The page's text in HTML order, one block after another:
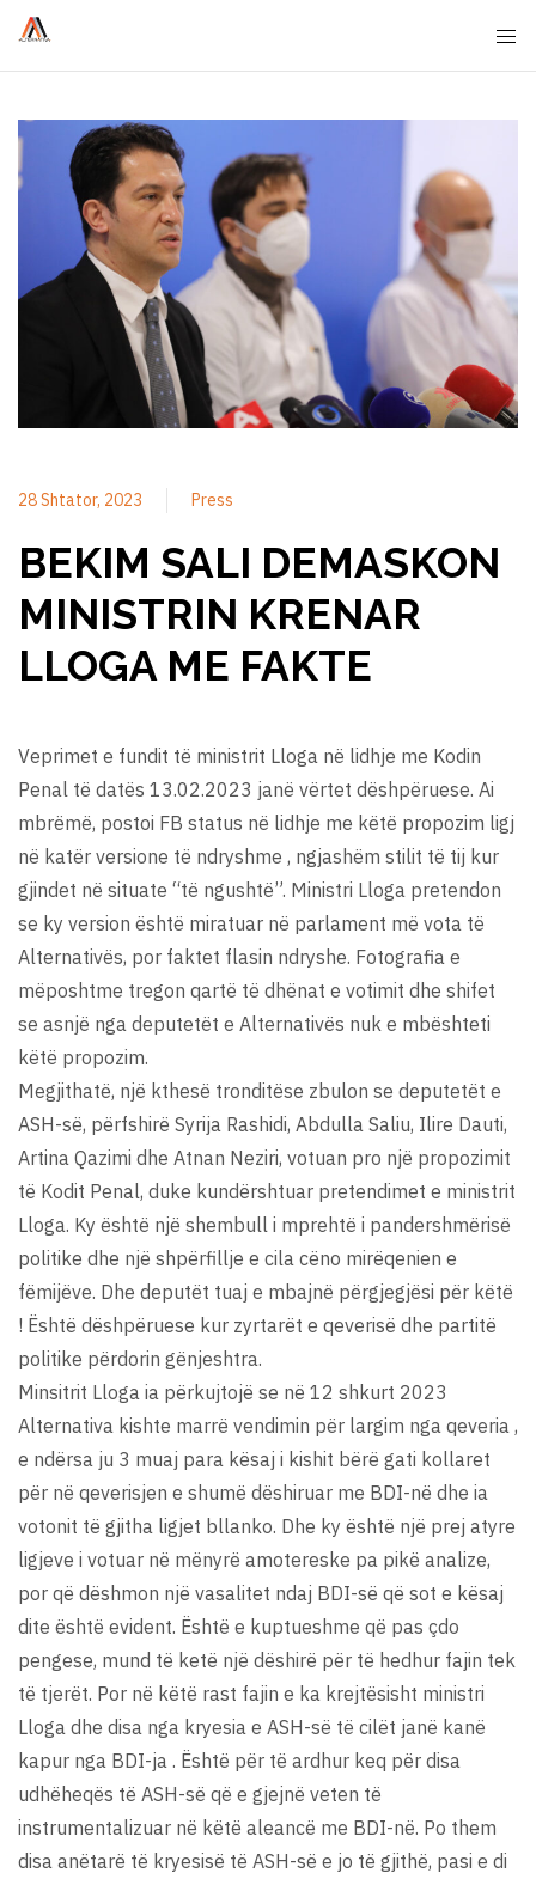
28 Shtator, 2023 Press
BEKIM SALI DEMASKON
MINISTRIN KRENAR
LLOGA ME FAKTE
Veprimet e fundit të ministrit Lloga në lidhje me Kodin
Penal të datës 13.02.2023 janë vërtet dëshpëruese. Ai
mbrëmë, postoi FB status në lidhje me këtë propozim ligj
në katër versione të ndryshme , ngjashëm stilit të tij kur
gjindet në situate “të ngushtë”. Ministri Lloga pretendon
se ky version është miratuar në parlament më vota të
Alternativës, por faktet flasin ndryshe. Fotografia e
mëposhtme tregon qartë të dhënat e votimit dhe shifet
se asnjë nga deputetët e Alternativës nuk e mbështeti
këtë propozim.
Megjithatë, një kthesë tronditëse zbulon se deputetët e
ASH-së, përfshirë Syrija Rashidi, Abdulla Saliu, Ilire Dauti,
Artina Qazimi dhe Atnan Neziri, votuan pro një propozimit
të Kodit Penal, duke kundërshtuar pretendimet e ministrit
Lloga. Ky është një shembull i mprehtë i pandershmërisë
politike dhe një shpërfillje e cila cëno mirëqenien e
fëmijëve. Dhe deputët tuaj e mbajnë përgjegjësi për këtë
! Është dëshpëruese kur zyrtarët e qeverisë dhe partitë
politike përdorin gënjeshtra.
Minsitrit Lloga ia përkujtojë se në 12 shkurt 2023
Alternativa kishte marrë vendimin për largim nga qeveria ,
e ndërsa ju 3 muaj para kësaj i kishit bërë gati kollaret
për në qeverisjen e shumë dëshiruar me BDI-në dhe ia
votonit të gjitha ligjet bllanko. Dhe ky është një prej atyre
ligjeve i votuar në mënyrë amotereske pa pikë analize,
por që dëshmon një vasalitet ndaj BDI-së që sot e kësaj
dite është evident. Është e kuptueshme që pas çdo
pengese, mund të ketë një dëshirë për të hedhur fajin tek
të tjerët. Por në këtë rast fajin e ka krejtësisht ministri
Lloga dhe disa nga kryesia e ASH-së të cilët janë kanë
kapur nga BDI-ja . Është për të ardhur keq për disa
udhëheqës të ASH-së që e gjejnë veten të
instrumentalizuar në këtë aleancë me BDI-në. Po them
disa anëtarë të kryesisë të ASH-së e jo të gjithë, pasi e di